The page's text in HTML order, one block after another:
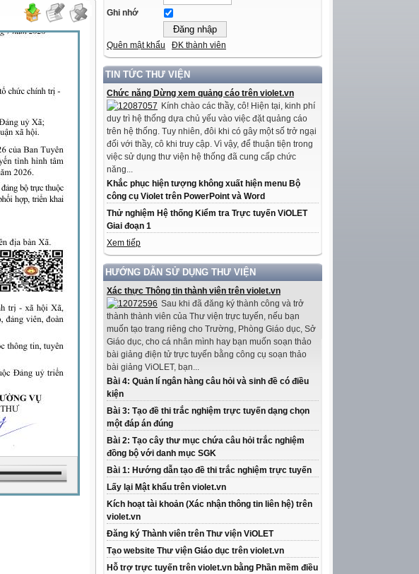
Ghi nhớ
Quên mật khẩu ĐK thành viên
TIN TỨC THƯ VIỆN
Chức năng Dừng xem quảng cáo trên violet.vn
Kính chào các thầy, cô! Hiện tại, kinh phí
duy trì hệ thống dựa chủ yếu vào việc đặt quảng cáo
trên hệ thống. Tuy nhiên, đôi khi có gây một số trở ngại
đối với thầy, cô khi truy cập. Vì vậy, để thuận tiện trong
việc sử dụng thư viện hệ thống đã cung cấp chức
năng...
Khắc phục hiện tượng không xuất hiện menu Bộ
công cụ Violet trên PowerPoint và Word
Thử nghiệm Hệ thống Kiểm tra Trực tuyến ViOLET
Giai đoạn 1
Xem tiếp
HƯỚNG DẪN SỬ DỤNG THƯ VIỆN
Xác thực Thông tin thành viên trên violet.vn
Sau khi đã đăng ký thành công và trở
thành thành viên của Thư viện trực tuyến, nếu bạn
muốn tạo trang riêng cho Trường, Phòng Giáo dục, Sở
Giáo dục, cho cá nhân mình hay bạn muốn soạn thảo
bài giảng điện tử trực tuyến bằng công cụ soạn thảo
bài giảng ViOLET, bạn...
Bài 4: Quản lí ngân hàng câu hỏi và sinh đề có điều
kiện
Bài 3: Tạo đề thi trắc nghiệm trực tuyến dạng chọn
một đáp án đúng
Bài 2: Tạo cây thư mục chứa câu hỏi trắc nghiệm
đồng bộ với danh mục SGK
Bài 1: Hướng dẫn tạo đề thi trắc nghiệm trực tuyến
Lấy lại Mật khẩu trên violet.vn
Kích hoạt tài khoản (Xác nhận thông tin liên hệ) trên
violet.vn
Đăng ký Thành viên trên Thư viện ViOLET
Tạo website Thư viện Giáo dục trên violet.vn
Hỗ trợ trực tuyến trên violet.vn bằng Phần mềm điều